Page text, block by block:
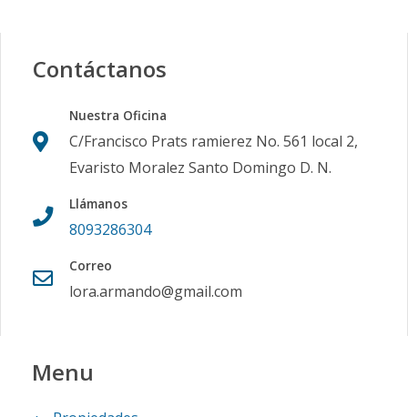
Contáctanos
Nuestra Oficina
C/Francisco Prats ramierez No. 561 local 2,
Evaristo Moralez Santo Domingo D. N.
Llámanos
8093286304
Correo
lora.armando@gmail.com
Menu